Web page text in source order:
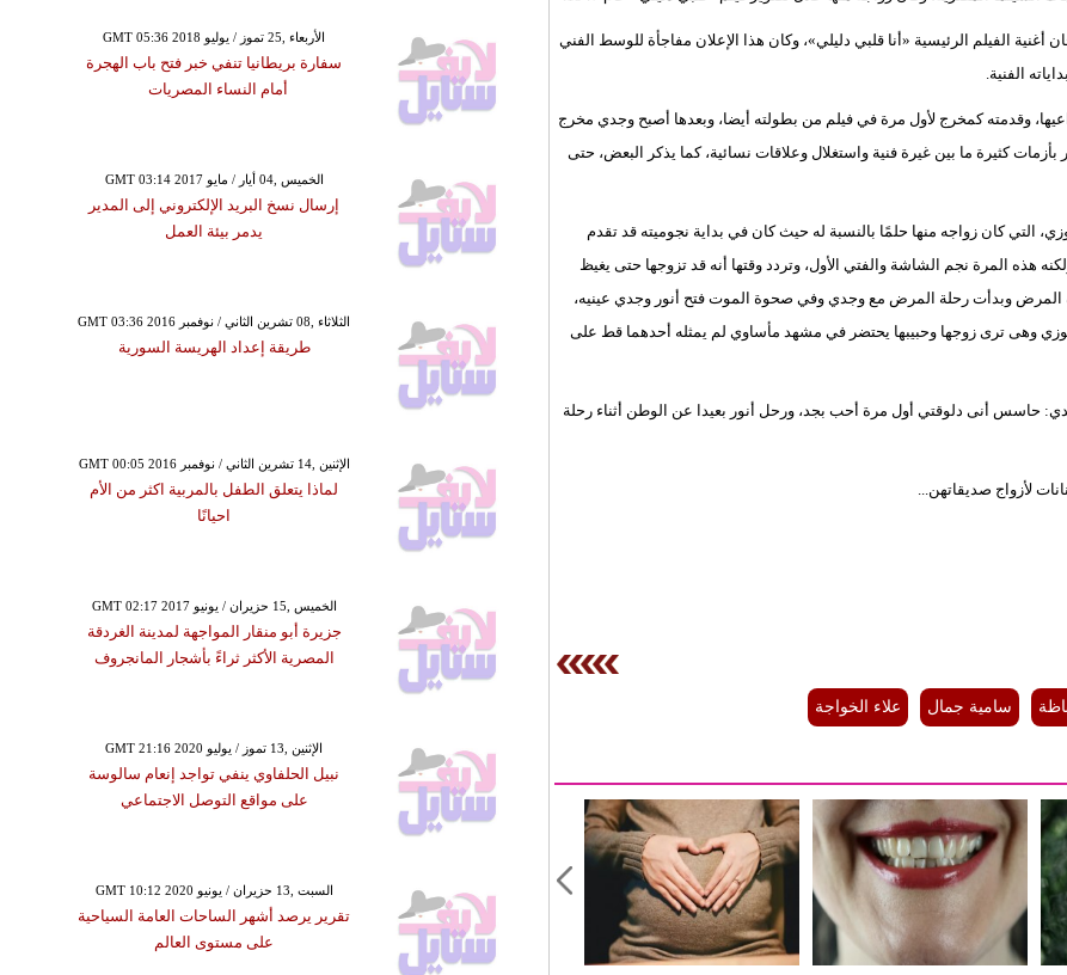
الفيلم الرئيسية «أنا قلبي دليلي»، وكان هذا الإعلان مفاجأة للوسط الفني
الفنية.
وقدمته كمخرج لأول مرة في فيلم من بطولته أيضا، وبعدها أصبح وجدي مخرج
كثيرة ما بين غيرة فنية واستغلال وعلاقات نسائية، كما يذكر البعض، حتى
فوزي، التي كان زواجه منها حلمًا بالنسبة له حيث كان في بداية نجوميته قد تقدم
هذه المرة نجم الشاشة والفتي الأول، وتردد وقتها أنه قد تزوجها حتى يغيظ
المرض وبدأت رحلة المرض مع وجدي وفي صحوة الموت فتح أنور وجدي عينيه،
وهى ترى زوجها وحبيبها يحتضر في مشهد مأساوي لم يمثله أحدهما قط على
حاسس أنى دلوقتي أول مرة أحب بجد، ورحل أنور بعيدا عن الوطن أثناء رحلة
لأزواج صديقاتهن...
سامية جمال علاء الخواجة
GMT 05:36 2018 الأربعاء ,25 تموز / يوليو
سفارة بريطانيا تنفي خبر فتح باب الهجرة
أمام النساء المصريات
GMT 03:14 2017 الخميس ,04 أيار / مايو
إرسال نسخ البريد الإلكتروني إلى المدير
يدمر بيئة العمل
GMT 03:36 2016 الثلاثاء ,08 تشرين الثاني / نوفمبر
طريقة إعداد الهريسة السورية
GMT 00:05 2016 الإثنين ,14 تشرين الثاني / نوفمبر
لماذا يتعلق الطفل بالمربية اكثر من الأم
احيانًا
GMT 02:17 2017 الخميس ,15 حزيران / يونيو
جزيرة أبو منقار المواجهة لمدينة الغردقة
المصرية الأكثر ثراءً بأشجار المانجروف
GMT 21:16 2020 الإثنين ,13 تموز / يوليو
نبيل الحلفاوي ينفي تواجد إنعام سالوسة
على مواقع التوصل الاجتماعي
GMT 10:12 2020 السبت ,13 حزيران / يونيو
تقرير يرصد أشهر الساحات العامة السياحية
على مستوى العالم